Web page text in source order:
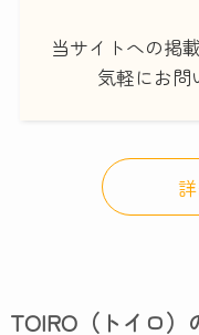
当サイトへの掲
気軽にお問
TOIRO（トイロ）